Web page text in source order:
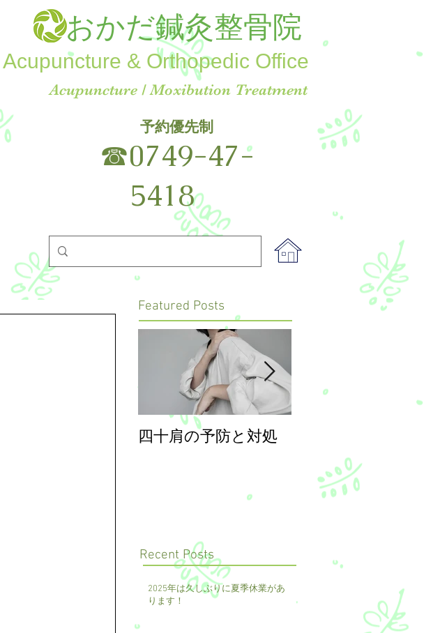
おかだ鍼灸整骨院
& Orthopedic Office
Acupuncture / Moxibution Treatment
予約優先制
☎0749-47-
5418
Featured Posts
四十肩の予防と対処
Recent Posts
2025年は久しぶりに夏季休業があ
ります！